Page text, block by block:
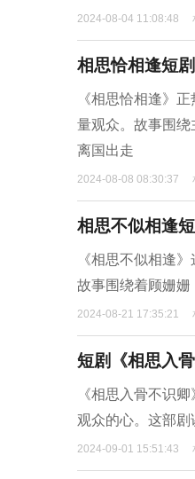
2024-08-04 11:08:48
相思恰相逢短
《相思恰相逢》
量观众。故事围
离国出走
2024-08-08 08:30:37
相思不似相逢
《相思不似相逢
故事围绕着顾姗
2024-08-21 17:35:21
短剧《相思入
《相思入骨不识
观众的心。这部
2024-09-01 15:51:43